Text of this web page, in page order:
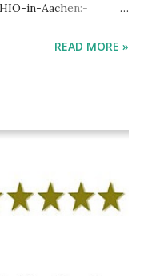
in-Aachen:-
READ MORE »